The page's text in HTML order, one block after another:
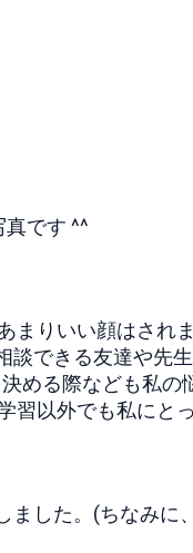
です ^^
まりいい顔はされ
談できる友達や先
める際なども私の
習以外でも私にと
した。(ちなみに、